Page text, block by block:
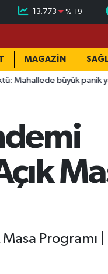
13.773 %-19
MAGAZİN
büyük panik yaşandı
Programı |